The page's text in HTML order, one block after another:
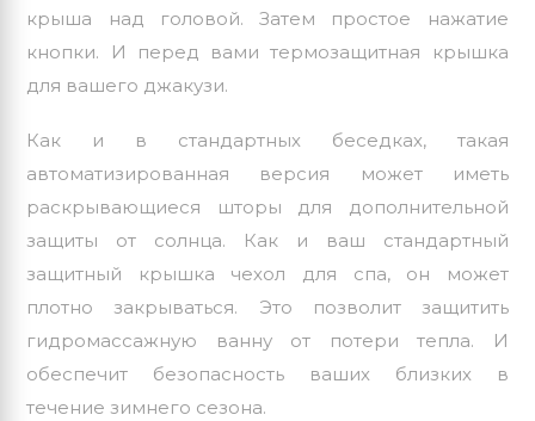
крыша над головой. Затем простое нажатие
кнопки. И перед вами термозащитная крышка
для вашего джакузи.
Как и в стандартных беседках, такая
автоматизированная версия может иметь
раскрывающиеся шторы для дополнительной
защиты от солнца. Как и ваш стандартный
защитный крышка чехол для спа, он может
плотно закрываться. Это позволит защитить
гидромассажную ванну от потери тепла. И
обеспечит безопасность ваших близких в
течение зимнего сезона.